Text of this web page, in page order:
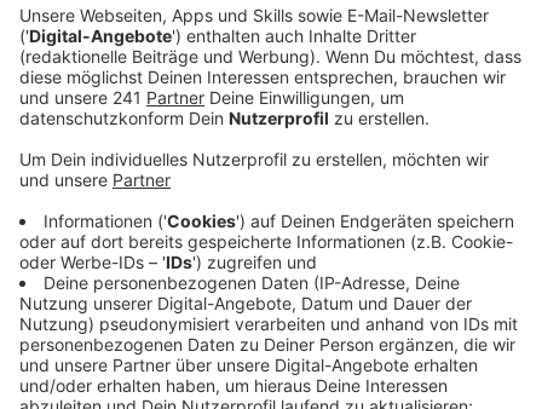
"Brightes Blue" heißt das neue Album, dass am 17. Juli
2020 erscheint. Album Nummer vier für die
Engländerin, die dazu auf ihrem Instagram-Kanal
schrieb. "Ich fand eine Art Erleuchtung darin, schlechte
Laune zu haben (feeling blue)... Ich hatte noch nie
zuvor bemerkt, dass Traurigkeit und Einsamkeit in
etwas Mächtiges verwandelt werden kann." "Power"
war dabei der erste Song, den sie auf dem neuen
Album haben wollte. „Das war das erste Lied, von dem
ich wusste, dass es auf meinem vierten Album sein
würde. (...) Körperliche und flüchtige Verbindungen zu
anderen müssen nicht jedes Mal tief und
bedeutungsvoll sein, aber man muss wissen, worauf